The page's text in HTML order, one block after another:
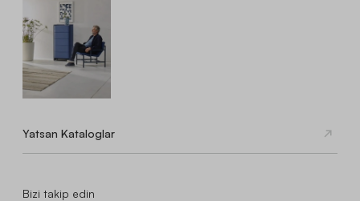
Yatsan Kataloglar
Bizi takip edin